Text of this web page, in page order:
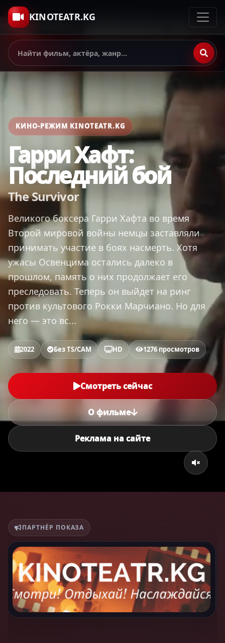
KINOTEATR.KG
КИНО-РЕЖИМ KINOTEATR.KG
Гарри Хафт:
Последний бой
The Survivor
Великого боксера Гарри Хафта во время
Второй мировой войны немцы заставляли
принимать участие в боях насмерть. Хотя
ужасы Освенцима остались далеко в
прошлом, память о них продолжает его
преследовать. Теперь он выйдет на ринг
против культового Рокки Марчиано. Но для
него — это вс...
2022 Без TS/CAM HD 1276 просмотров
Смотреть сейчас
О фильме
Реклама на сайте
ПАРТНЁР ПОКАЗА